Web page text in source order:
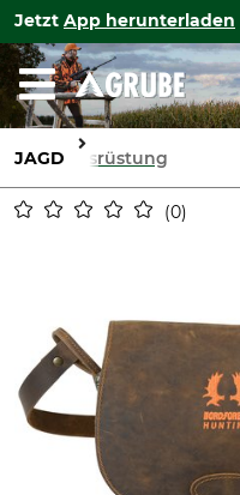
Jetzt App herunterladen
JAGD Ausrüstung
0